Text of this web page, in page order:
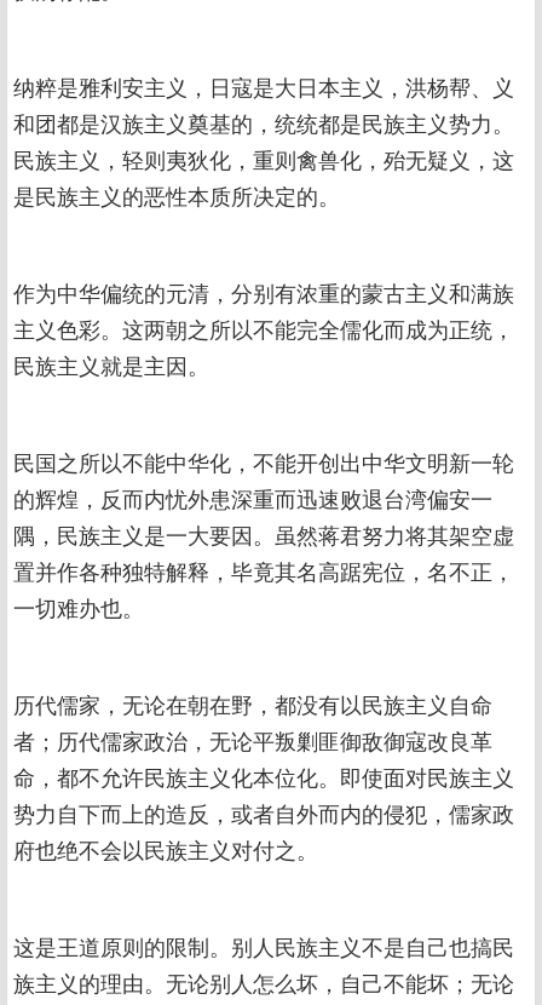
纳粹是雅利安主义，日寇是大日本主义，洪杨帮、义
和团都是汉族主义奠基的，统统都是民族主义势力。
民族主义，轻则夷狄化，重则禽兽化，殆无疑义，这
是民族主义的恶性本质所决定的。
作为中华偏统的元清，分别有浓重的蒙古主义和满族
主义色彩。这两朝之所以不能完全儒化而成为正统，
民族主义就是主因。
民国之所以不能中华化，不能开创出中华文明新一轮
的辉煌，反而内忧外患深重而迅速败退台湾偏安一
隅，民族主义是一大要因。虽然蒋君努力将其架空虚
置并作各种独特解释，毕竟其名高踞宪位，名不正，
一切难办也。
历代儒家，无论在朝在野，都没有以民族主义自命
者；历代儒家政治，无论平叛剿匪御敌御寇改良革
命，都不允许民族主义化本位化。即使面对民族主义
势力自下而上的造反，或者自外而内的侵犯，儒家政
府也绝不会以民族主义对付之。
这是王道原则的限制。别人民族主义不是自己也搞民
族主义的理由。无论别人怎么坏，自己不能坏；无论